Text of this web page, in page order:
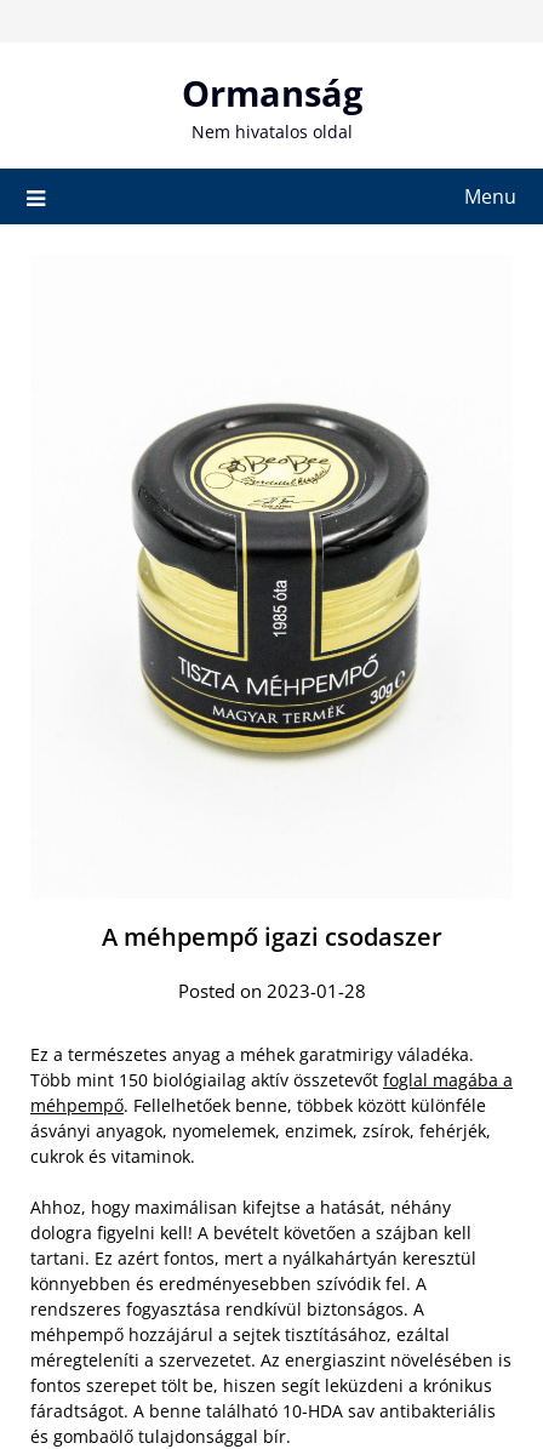
Ormanság
Nem hivatalos oldal
Menu
A méhpempő igazi csodaszer
Posted on 2023-01-28
Ez a természetes anyag a méhek garatmirigy váladéka.
Több mint 150 biológiailag aktív összetevőt foglal magába a
méhpempő. Fellelhetőek benne, többek között különféle
ásványi anyagok, nyomelemek, enzimek, zsírok, fehérjék,
cukrok és vitaminok.
Ahhoz, hogy maximálisan kifejtse a hatását, néhány
dologra figyelni kell! A bevételt követően a szájban kell
tartani. Ez azért fontos, mert a nyálkahártyán keresztül
könnyebben és eredményesebben szívódik fel. A
rendszeres fogyasztása rendkívül biztonságos. A
méhpempő hozzájárul a sejtek tisztításához, ezáltal
méregteleníti a szervezetet. Az energiaszint növelésében is
fontos szerepet tölt be, hiszen segít leküzdeni a krónikus
fáradtságot. A benne található 10-HDA sav antibakteriális
és gombaölő tulajdonsággal bír.